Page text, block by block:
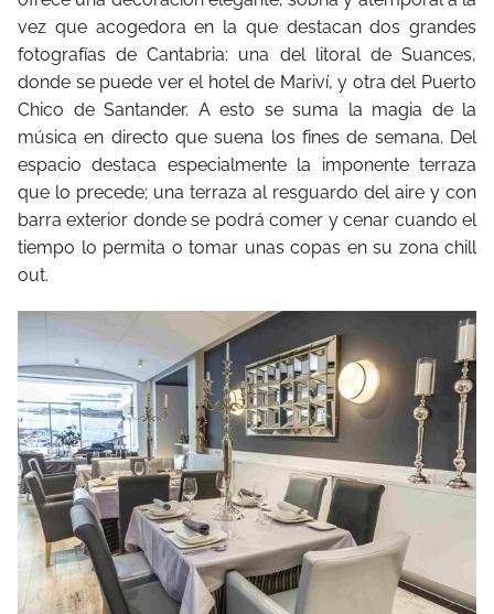
vez que acogedora en la que destacan dos grandes
fotografías de Cantabria: una del litoral de Suances,
donde se puede ver el hotel de Mariví, y otra del Puerto
Chico de Santander. A esto se suma la magia de la
música en directo que suena los fines de semana. Del
espacio destaca especialmente la imponente terraza
que lo precede; una terraza al resguardo del aire y con
barra exterior donde se podrá comer y cenar cuando el
tiempo lo permita o tomar unas copas en su zona chill
out.